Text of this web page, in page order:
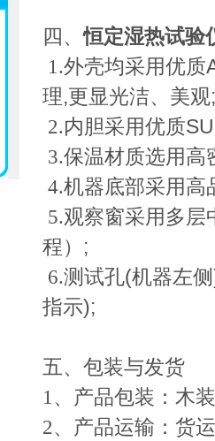
四、恒定湿热试验
1.外壳均采用优质
理,更显光洁、美观;
2.内胆采用优质
3.保温材质选用高
4.机器底部采用高
5.观察窗采用多层
程） ;
6.测试孔(机器左侧
指示);
五、包装与发货
1、产品包装：木
2、产品运输：货运